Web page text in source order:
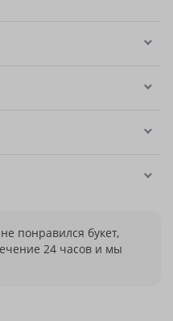
понравился букет,
24 часов и мы